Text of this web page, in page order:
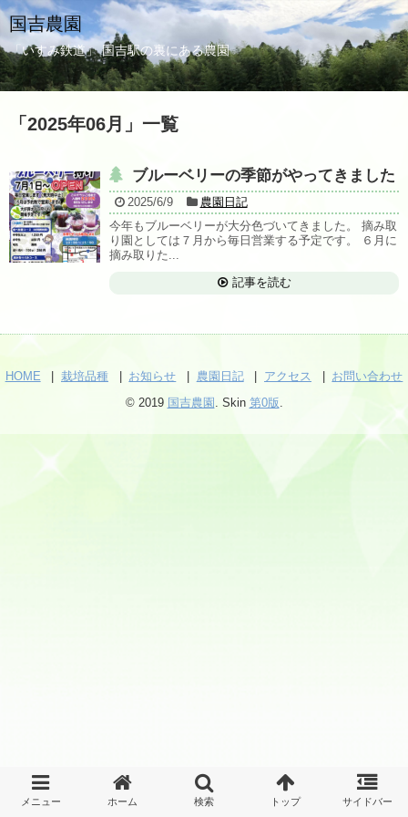
国吉農園
「いすみ鉄道」 国吉駅の裏にある農園
「 2025年06月 」 一覧
ブルーベリーの季節がやってきました
2025/6/9
農園日記
今年もブルーベリーが大分色づいてきました。 摘み取
り園としては７月から毎日営業する予定です。 ６月に
摘み取りた...
記事を読む
HOME 栽培品種 お知らせ 農園日記 アクセス
お問い合わせ
© 2019 国吉農園 . Skin 第0版.